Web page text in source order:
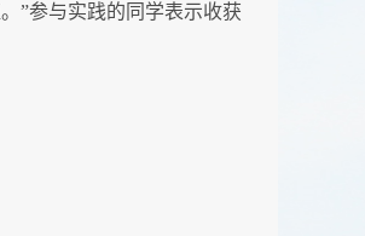
”参与实践的同学表示收获